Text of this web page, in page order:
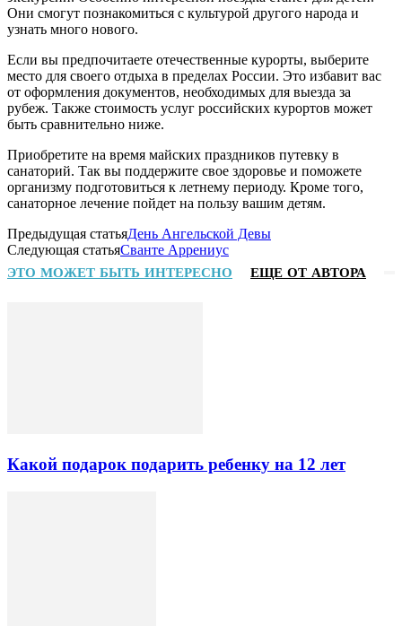
Они смогут познакомиться с культурой другого народа и
узнать много нового.
Если вы предпочитаете отечественные курорты, выберите
место для своего отдыха в пределах России. Это избавит вас
от оформления документов, необходимых для выезда за
рубеж. Также стоимость услуг российских курортов может
быть сравнительно ниже.
Приобретите на время майских праздников путевку в
санаторий. Так вы поддержите свое здоровье и поможете
организму подготовиться к летнему периоду. Кроме того,
санаторное лечение пойдет на пользу вашим детям.
Предыдущая статьяДень Ангельской Девы
Следующая статьяСванте Аррениус
ЭТО МОЖЕТ БЫТЬ ИНТЕРЕСНО ЕЩЕ ОТ АВТОРА
Какой подарок подарить ребенку на 12 лет